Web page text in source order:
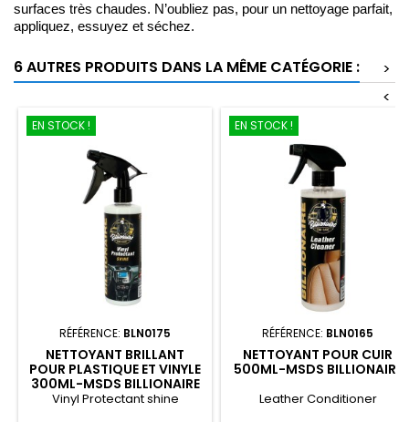
surfaces très chaudes. N’oubliez pas, pour un nettoyage parfait,
appliquez, essuyez et séchez.
6 AUTRES PRODUITS DANS LA MÊME CATÉGORIE :
>
<
EN STOCK !
RÉFÉRENCE: BLN0175
NETTOYANT BRILLANT
POUR PLASTIQUE ET VINYLE
300ML-MSDS BILLIONAIRE
Vinyl Protectant shine
EN STOCK !
RÉFÉRENCE: BLN0165
NETTOYANT POUR CUIR
500ML-MSDS BILLIONAIRE
Leather Conditioner